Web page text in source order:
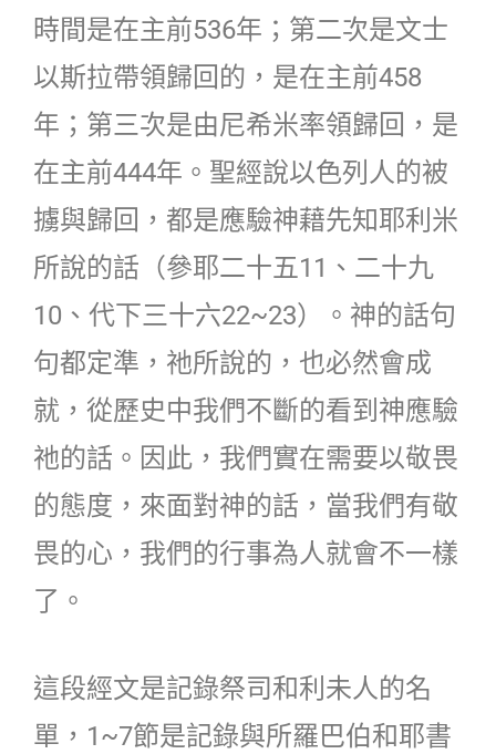
時間是在主前536年；第二次是文士
以斯拉帶領歸回的，是在主前458
年；第三次是由尼希米率領歸回，是
在主前444年。聖經說以色列人的被
擄與歸回，都是應驗神藉先知耶利米
所說的話（參耶二十五11、二十九
10、代下三十六22~23）。神的話句
句都定準，祂所說的，也必然會成
就，從歷史中我們不斷的看到神應驗
祂的話。因此，我們實在需要以敬畏
的態度，來面對神的話，當我們有敬
畏的心，我們的行事為人就會不一樣
了。
這段經文是記錄祭司和利未人的名
單，1~7節是記錄與所羅巴伯和耶書